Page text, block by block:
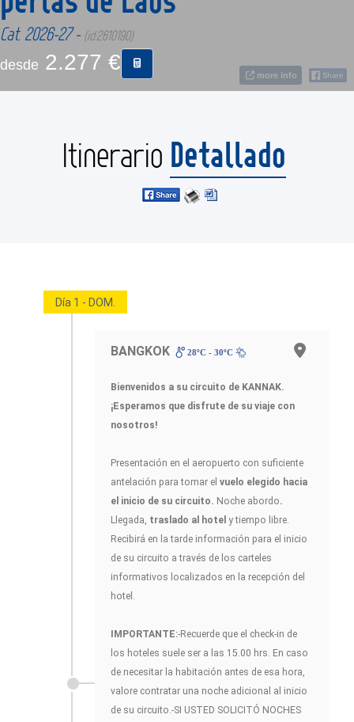
more info
Cat. 2026-27 - (id:2610190)
desde 2.277 €
Itinerario Detallado
Día 1 - DOM.
BANGKOK 28ºC - 30ºC
Bienvenidos a su circuito de KANNAK.
¡Esperamos que disfrute de su viaje con
nosotros!
Presentación en el aeropuerto con suficiente
antelación para tomar el vuelo elegido hacia
el inicio de su circuito. Noche abordo.
Llegada, traslado al hotel y tiempo libre.
Recibirá en la tarde información para el inicio
de su circuito a través de los carteles
informativos localizados en la recepción del
hotel.
IMPORTANTE:-Recuerde que el check-in de
los hoteles suele ser a las 15.00 hrs. En caso
de necesitar la habitación antes de esa hora,
valore contratar una noche adicional al inicio
de su circuito.-SI USTED SOLICITÓ NOCHES